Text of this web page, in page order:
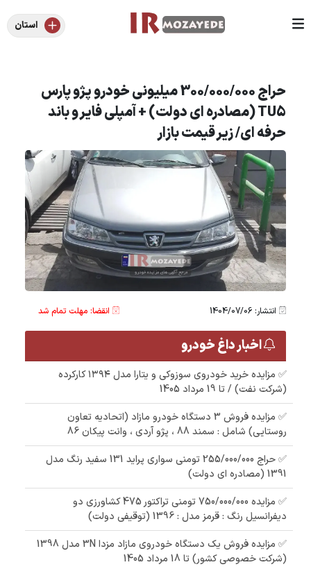
استان
حراج 300/000/000 میلیونی خودرو پژو پارس
TU5 (مصادره ای دولت) + آمپلی فایر و باند
حرفه ای/ زیر قیمت بازار
انتشار: 1404/07/06 انقضا: مهلت تمام شد
اخبار داغ خودرو
✅ مزایده خرید خودروی سوزوکی و یتارا مدل ۱۳۹۴ کارکرده
(شرکت نفت) / تا 19 مرداد 1405
✅ مزایده فروش 3 دستگاه خودرو مازاد (اتحادیه تعاون
روستایی) شامل : سمند 88 ، پژو آردی ، وانت پیکان 86
✅ حراج 255/000/000 تومنی سواری پراید 131 سفید رنگ مدل
1391 (مصادره ای دولت)
✅ مزایده 750/000/000 تومنی تراکتور 475 کشاورزی دو
دیفرانسیل رنگ : قرمز مدل : 1396 (توقیفی دولت)
✅ مزایده فروش یک دستگاه خودروی مازاد مزدا 3N مدل 1398
(شرکت خصوصی کشور) تا 18 مرداد 1405